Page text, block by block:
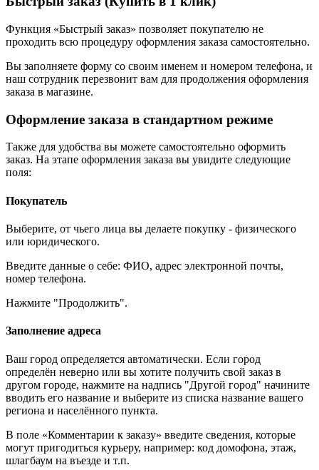
Функция «Быстрый заказ» позволяет покупателю не
проходить всю процедуру оформления заказа самостоятельно.
Вы заполняете форму со своим именем и номером телефона, и
наш сотрудник перезвонит вам для продолжения оформления
заказа в магазине.
Оформление заказа в стандартном режиме
Также для удобства вы можете самостоятельно оформить
заказ. На этапе оформления заказа вы увидите следующие
поля:
Покупатель
Выберите, от чьего лица вы делаете покупку - физического
или юридического.
Введите данные о себе: ФИО, адрес электронной почты,
номер телефона.
Нажмите "Продолжить".
Заполнение адреса
Ваш город определяется автоматически. Если город
определён неверно или вы хотите получить свой заказ в
другом городе, нажмите на надпись "Другой город" начините
вводить его название и выберите из списка название вашего
региона и населённого пункта.
В поле «Комментарии к заказу» введите сведения, которые
могут пригодиться курьеру, например: код домофона, этаж,
шлагбаум на въезде и т.п.